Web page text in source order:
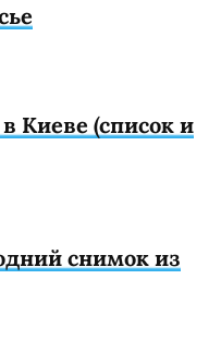
Киеве (список и
снимок из